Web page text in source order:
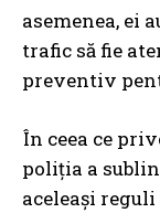
asemenea, ei
trafic să fie
preventiv
În ceea ce
poliția a
aceleași